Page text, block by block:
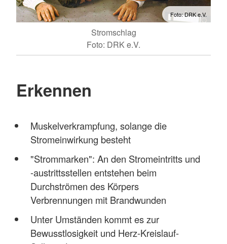
Foto: DRK e.V.
Stromschlag
Foto: DRK e.V.
Erkennen
Muskelverkrampfung, solange die
Stromeinwirkung besteht
"Strommarken": An den Stromeintritts und
-austrittsstellen entstehen beim
Durchströmen des Körpers
Verbrennungen mit Brandwunden
Unter Umständen kommt es zur
Bewusstlosigkeit und Herz-Kreislauf-